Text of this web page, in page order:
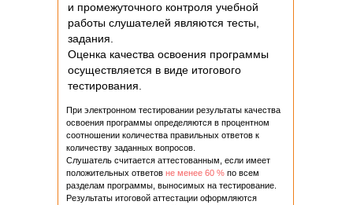
и промежуточного контроля учебной
работы слушателей являются тесты,
задания.
Оценка качества освоения программы
осуществляется в виде итогового
тестирования.
При электронном тестировании результаты качества
освоения программы определяются в процентном
соотношении количества правильных ответов к
количеству заданных вопросов.
Слушатель считается аттестованным, если имеет
положительных ответов не менее 60 % по всем
разделам программы, выносимых на тестирование.
Результаты итоговой аттестации оформляются